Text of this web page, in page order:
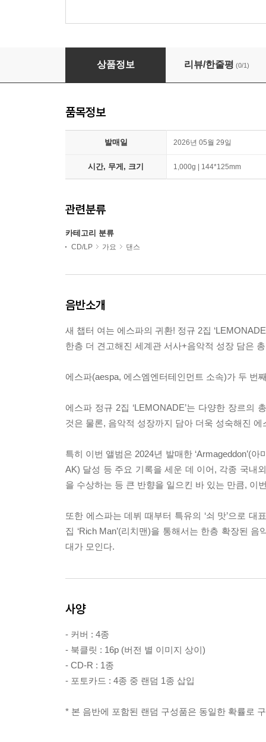
에스파 (aespa) - 2집 : LEMONADE [MUTANT
상품정보 리뷰/한줄평 (0/1)
품목정보
발매일 2026년 05월 29일
시간, 무게, 크기 1,000g | 144*125mm
관련분류
카테고리 분류
CD/LP 가요 댄스
음반소개
새 챕터 여는 에스파의 귀환! 정규 2집
한층 더 견고해진 세계관 서사+음악적 성장 담은
에스파(aespa, 에스엠엔터테인먼트 소속)가 두 번
에스파 정규 2집 ‘LEMONADE’는 다양한 장르의
것은 물론, 음악적 성장까지 담아 더욱 성숙해진
특히 이번 앨범은 2024년 발매한 ‘Armageddon’(
AK) 달성 등 주요 기록을 세운 데 이어, 각종 국내
을 수상하는 등 큰 반향을 일으킨 바 있는 만큼, 이
또한 에스파는 데뷔 때부터 특유의 ‘쇠 맛’으로
집 ‘Rich Man’(리치맨)을 통해서는 한층 확장된
대가 모인다.
사양
- 커버 : 4종
- 북클릿 : 16p (버전 별 이미지 상이)
- CD-R : 1종
- 포토카드 : 4종 중 랜덤 1종 삽입
* 본 음반에 포함된 랜덤 구성품은 동일한 확률로